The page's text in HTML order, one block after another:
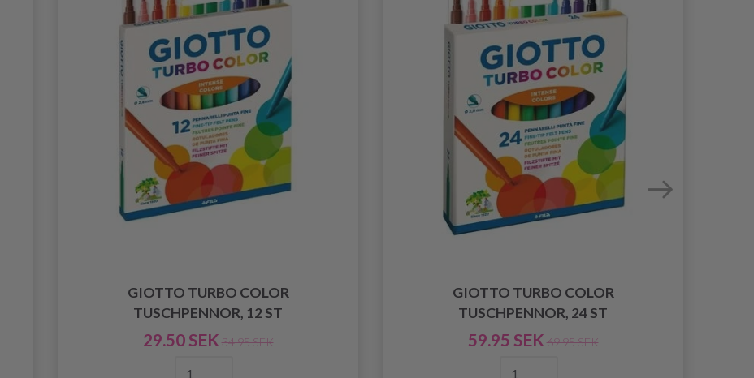
GIOTTO TURBO COLOR
TUSCHPENNOR, 12 ST
29.50 SEK 34.95 SEK
GIOTTO TURBO COLOR
TUSCHPENNOR, 24 ST
59.95 SEK 69.95 SEK